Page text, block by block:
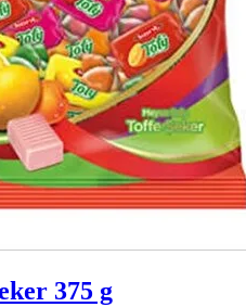
375 g